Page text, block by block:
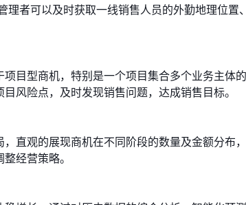
者可以及时获取一线销售人员的外勤地理位置
目型商机，特别是一个项目集合多个业务主体
风险点，及时发现销售问题，达成销售目标。
直观的展现商机在不同阶段的数量及金额分布
经营策略。